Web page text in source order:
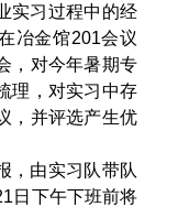
实习过程中的经
冶金馆201会议
，对今年暑期专
理，对实习中存
，并评选产生优
，由实习队带队
日下午下班前将